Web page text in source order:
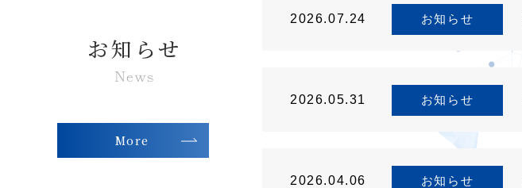
お知らせ
More
2026.07.24 お知らせ
2026.05.31 お知らせ
2026.04.06 お知らせ